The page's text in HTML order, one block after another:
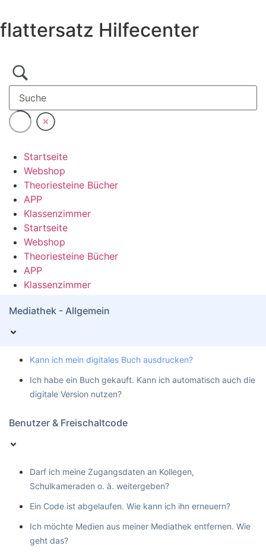
Inhalt
wechseln
flattersatz Hilfecenter
Startseite
Webshop
Theoriesteine Bücher
APP
Klassenzimmer
Startseite
Webshop
Theoriesteine Bücher
APP
Klassenzimmer
Mediathek - Allgemein
Kann ich mein digitales Buch ausdrucken?
Ich habe ein Buch gekauft. Kann ich automatisch auch die
digitale Version nutzen?
Benutzer & Freischaltcode
Darf ich meine Zugangsdaten an Kollegen,
Schulkameraden o. ä. weitergeben?
Ein Code ist abgelaufen. Wie kann ich ihn erneuern?
Ich möchte Medien aus meiner Mediathek entfernen. Wie
geht das?